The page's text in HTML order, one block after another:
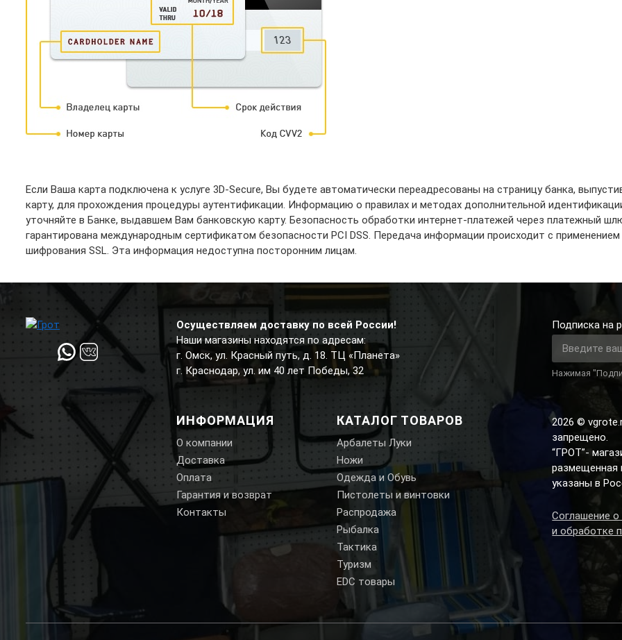
Если Ваша карта подключена к услуге 3D-Secure, Вы будете автоматически переадресованы на страницу банка,
карту, для прохождения процедуры аутентификации. Информацию о правилах и методах дополнительной
уточняйте в Банке, выдавшем Вам банковскую карту. Безопасность обработки интернет-платежей через платежный
гарантирована международным сертификатом безопасности PCI DSS. Передача информации происходит с применением
шифрования SSL. Эта информация недоступна посторонним лицам.
Осуществляем доставку по всей России!
Наши магазины находятся по адресам:
г. Омск, ул. Красный путь, д. 18. ТЦ «Планета»
г. Краснодар, ул. им 40 лет Победы, 32
ИНФОРМАЦИЯ
О компании
Доставка
Оплата
Гарантия и возврат
Контакты
КАТАЛОГ ТОВАРОВ
Арбалеты Луки
Ножи
Одежда и Обувь
Пистолеты и винтовки
Распродажа
Рыбалка
Тактика
Туризм
EDC товары
Подписка на
Нажимая
2026 ©
запрещено.
“ГРОТ”-
размещенная
указаны в
Соглашение
и обработке